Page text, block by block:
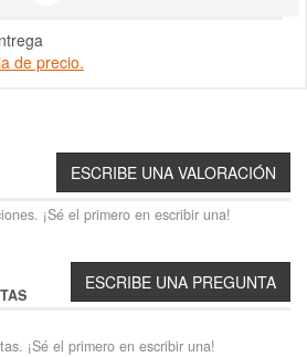
de precio.
¡Sé el primero en escribir una!
¡Sé el primero en escribir una!